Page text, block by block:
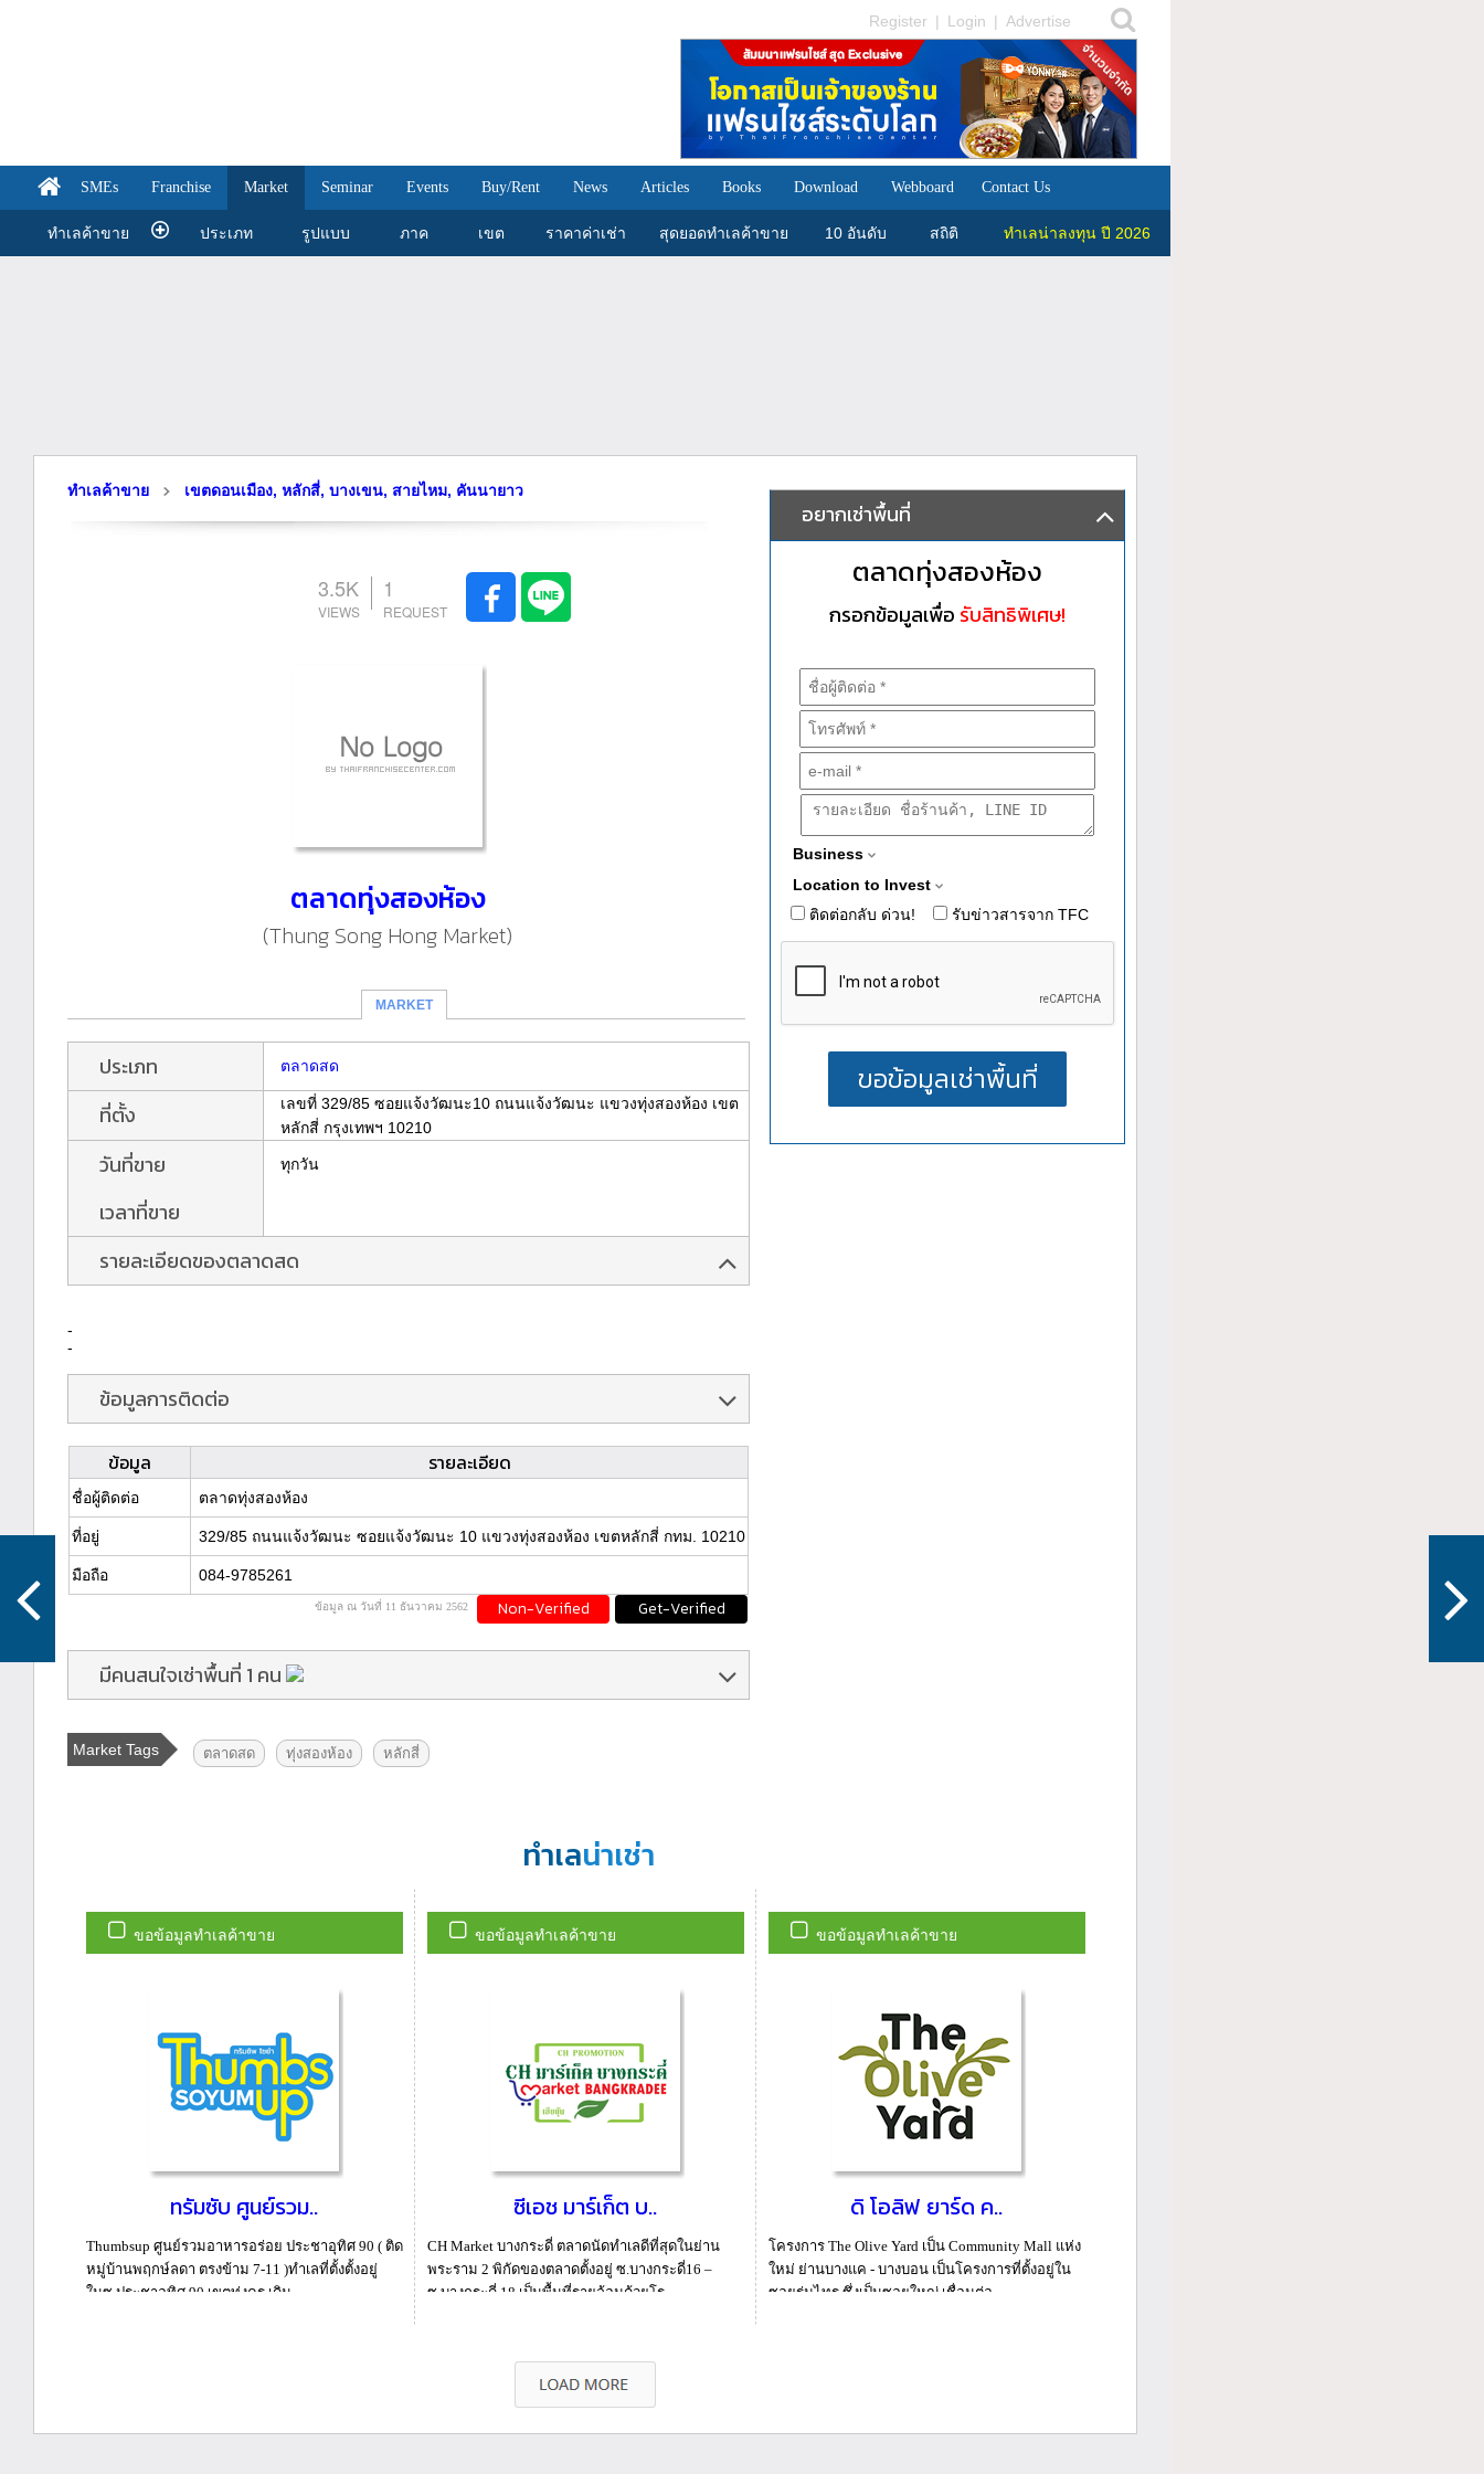
Register | Login | Advertise
SMEs Franchise Market Seminar Events Buy/Rent News Articles Books Download Webboard Contact Us
ทำเลค้าขาย ประเภท รูปแบบ ภาค เขต ราคาค่าเช่า สุดยอดทำเลค้าขาย 10 อันดับ สถิติ ทำเลน่าลงทุน ปี 2026
ทำเลค้าขาย เขตดอนเมือง, หลักสี่, บางเขน, สายไหม, คันนายาว
3.5K 1
ตลาดทุ่งสองห้อง
(Thung Song Hong Market)
MARKET
ประเภท ตลาดสด
ที่ตั้ง
เลขที่ 329/85 ซอยแจ้งวัฒนะ10 ถนนแจ้งวัฒนะ แขวงทุ่งสองห้อง เขต
หลักสี่ กรุงเทพฯ 10210
วันที่ขาย ทุกวัน
เวลาที่ขาย
รายละเอียดของตลาดสด
-
-
ข้อมูลการติดต่อ
ข้อมูล รายละเอียด
ชื่อผู้ติดต่อ ตลาดทุ่งสองห้อง
ที่อยู่ 329/85 ถนนแจ้งวัฒนะ ซอยแจ้งวัฒนะ 10 แขวงทุ่งสองห้อง เขตหลักสี่ กทม. 10210
มือถือ 084-9785261
Get-Verified
Non-Verified
ข้อมูล ณ วันที่ 11 ธันวาคม 2562
มีคนสนใจเช่าพื้นที่ 1 คน
Market Tags ตลาดสด ทุ่งสองห้อง หลักสี่
อยากเช่าพื้นที่
ตลาดทุ่งสองห้อง
กรอกข้อมูลเพื่อ รับสิทธิพิเศษ!
Business
Location to Invest
ติดต่อกลับ ด่วน!
รับข่าวสารจาก TFC
ทำเลน่าเช่า
ขอข้อมูลทำเลค้าขาย
ทรัมซับ ศูนย์รวม..
Thumbsup ศูนย์รวมอาหารอร่อย ประชาอุทิศ 90 ( ติด
หมู่บ้านพฤกษ์ลดา ตรงข้าม 7-11 )ทำเลที่ตั้งตั้งอยู่
ในซ.ประชาอุทิศ 90 เขตทุ่งครุ เดิน...
ขอข้อมูลทำเลค้าขาย
ซีเอช มาร์เก็ต บ..
CH Market บางกระดี่ ตลาดนัดทำเลดีที่สุดในย่าน
พระราม 2 พิกัดของตลาดตั้งอยู่ ซ.บางกระดี่16 –
ซ.บางกระดี่ 18 เป็นพื้นที่รายล้อมด้วยโร...
ขอข้อมูลทำเลค้าขาย
ดิ โอลิฟ ยาร์ด ค..
โครงการ The Olive Yard เป็น Community Mall แห่ง
ใหม่ ย่านบางแค - บางบอน เป็นโครงการที่ตั้งอยู่ใน
ซอยร่มไทร ซึ่งเป็นซอยใหญ่ เชื่อมต่อ...